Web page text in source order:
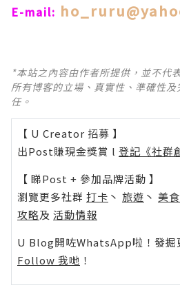
E-mail:
*本站之內容由作者所提供，並不代
所有博客的立場、真實性、準確性
任。
【 U Creator 招募 】
出Post賺現金獎賞 l 登記《社群
【 睇Post + 參加品牌活動 】
瀏覽更多社群 打卡 丶 旅遊 丶 美食
攻略及 活動情報
U Blog開咗WhatsApp啦！發掘
Follow 我哋 ！